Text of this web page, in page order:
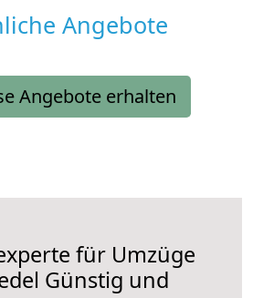
Angebote
Angebote erhalten
für Umzüge
Günstig und